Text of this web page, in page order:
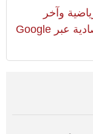
وآخر
المستجدات السياسية والإقتصادية عبر Google